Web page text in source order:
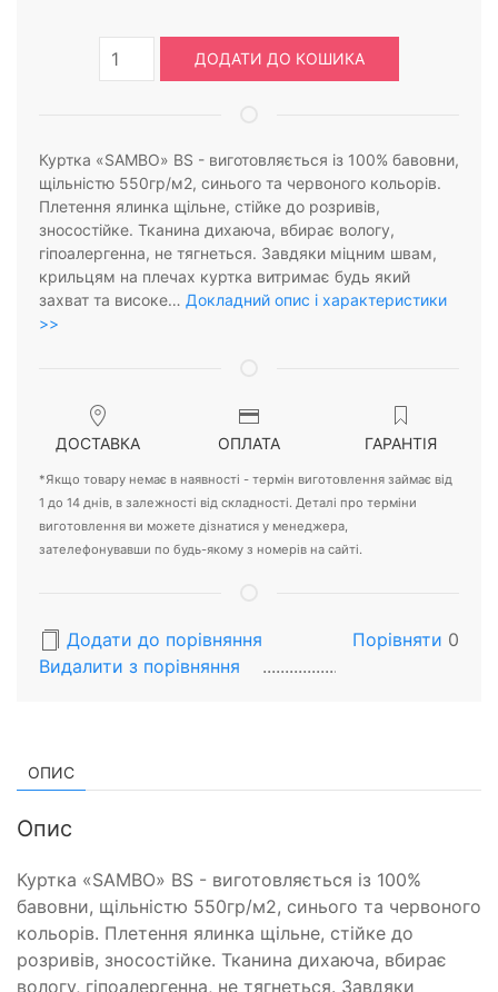
ДОДАТИ ДО КОШИКА
Куртка «SAMBO» BS - виготовляється із 100% бавовни,
щільністю 550гр/м2, синього та червоного кольорів.
Плетення ялинка щільне, стійке до розривів,
зносостійке. Тканина дихаюча, вбирає вологу,
гіпоалергенна, не тягнеться. Завдяки міцним швам,
крильцям на плечах куртка витримає будь який
захват та високе… Докладний опис і характеристики
>>
ДОСТАВКА ОПЛАТА ГАРАНТІЯ
*Якщо товару немає в наявності - термін виготовлення займає від
1 до 14 днів, в залежності від складності. Деталі про терміни
виготовлення ви можете дізнатися у менеджера,
зателефонувавши по будь-якому з номерів на сайті.
Додати до порівняння
Видалити з порiвняння
Порівняти 0
ОПИС
Опис
Куртка «SAMBO» BS - виготовляється із 100%
бавовни, щільністю 550гр/м2, синього та червоного
кольорів. Плетення ялинка щільне, стійке до
розривів, зносостійке. Тканина дихаюча, вбирає
вологу, гіпоалергенна, не тягнеться. Завдяки